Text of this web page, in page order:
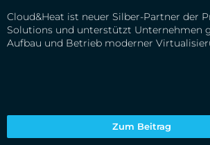
Cloud&Heat ist neuer Silber-Partner der
Solutions und unterstützt Unternehmen
Aufbau und Betrieb moderner
Zum Beitrag